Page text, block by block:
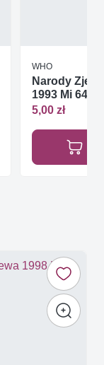
WHO
Narody
1993 Mi 648-
5,00 zł